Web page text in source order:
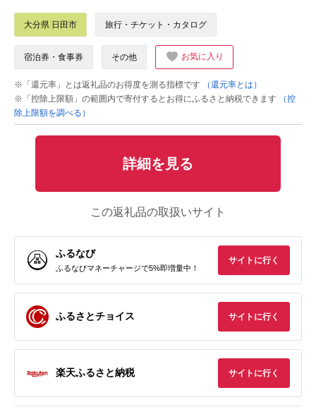
大分県 日田市 旅行・チケット・カタログ
宿泊券・食事券 その他 お気に入り
※「還元率」とは返礼品のお得度を測る指標です
（還元率とは）
※「控除上限額」の範囲内で寄付するとお得にふるさと納税できます
（控
除上限額を調べる）
詳細を見る
この返礼品の取扱いサイト
ふるなび
ふるなびマネーチャージで5%即増量中！
サイトに行く
ふるさとチョイス サイトに行く
楽天ふるさと納税 サイトに行く